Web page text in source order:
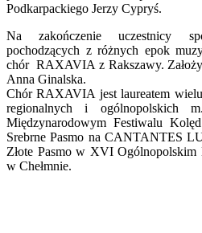
Podkarpackiego Jerzy Cypryś.
Na zakończenie uczestnicy
pochodzących z różnych epok
chór RAXAVIA z Rakszawy.
Anna Ginalska.
Chór RAXAVIA jest laureatem
regionalnych i ogólnopolskich
Międzynarodowym Festiwalu
Srebrne Pasmo na CANTANTES
Złote Pasmo w XVI Ogólnopolskim
w Chełmnie.